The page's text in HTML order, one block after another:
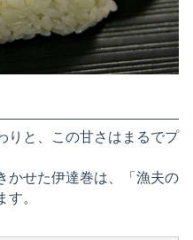
りと、この甘さはまるでプ
かせた伊達巻は、「漁夫の
。